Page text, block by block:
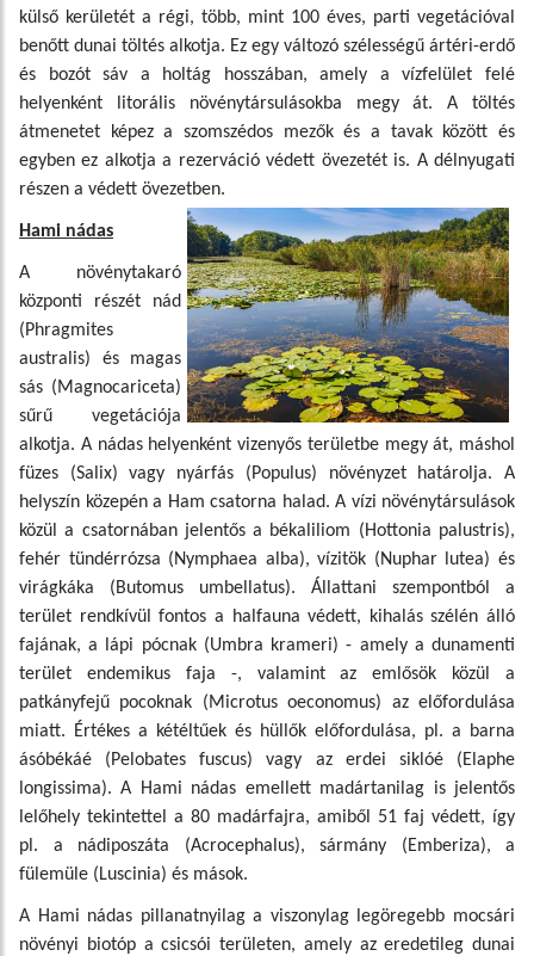
külső kerületét a régi, több, mint 100 éves, parti vegetációval
benőtt dunai töltés alkotja. Ez egy változó szélességű ártéri-erdő
és bozót sáv a holtág hosszában, amely a vízfelület felé
helyenként litorális növénytársulásokba megy át. A töltés
átmenetet képez a szomszédos mezők és a tavak között és
egyben ez alkotja a rezerváció védett övezetét is. A délnyugati
részen a védett övezetben.
Hami nádas
A növénytakaró
központi részét nád
(Phragmites
australis) és magas
sás (Magnocariceta)
sűrű vegetációja
alkotja. A nádas helyenként vizenyős területbe megy át, máshol
füzes (Salix) vagy nyárfás (Populus) növényzet határolja. A
helyszín közepén a Ham csatorna halad. A vízi növénytársulások
közül a csatornában jelentős a békaliliom (Hottonia palustris),
fehér tündérrózsa (Nymphaea alba), vízitök (Nuphar lutea) és
virágkáka (Butomus umbellatus). Állattani szempontból a
terület rendkívül fontos a halfauna védett, kihalás szélén álló
fajának, a lápi pócnak (Umbra krameri) - amely a dunamenti
terület endemikus faja -, valamint az emlősök közül a
patkányfejű pocoknak (Microtus oeconomus) az előfordulása
miatt. Értékes a kétéltűek és hüllők előfordulása, pl. a barna
ásóbékáé (Pelobates fuscus) vagy az erdei siklóé (Elaphe
longissima). A Hami nádas emellett madártanilag is jelentős
lelőhely tekintettel a 80 madárfajra, amiből 51 faj védett, így
pl. a nádiposzáta (Acrocephalus), sármány (Emberiza), a
fülemüle (Luscinia) és mások.
A Hami nádas pillanatnyilag a viszonylag legöregebb mocsári
növényi biotóp a csicsói területen, amely az eredetileg dunai